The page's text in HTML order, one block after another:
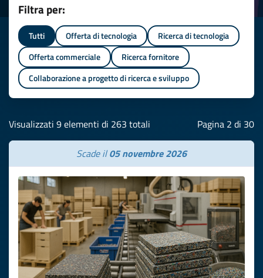
Filtra per:
Tutti Offerta di tecnologia
Ricerca di tecnologia
Offerta commerciale
Ricerca fornitore
Collaborazione a progetto di ricerca e sviluppo
Visualizzati 9 elementi di 263 totali Pagina 2 di 30
Scade il05 novembre 2026